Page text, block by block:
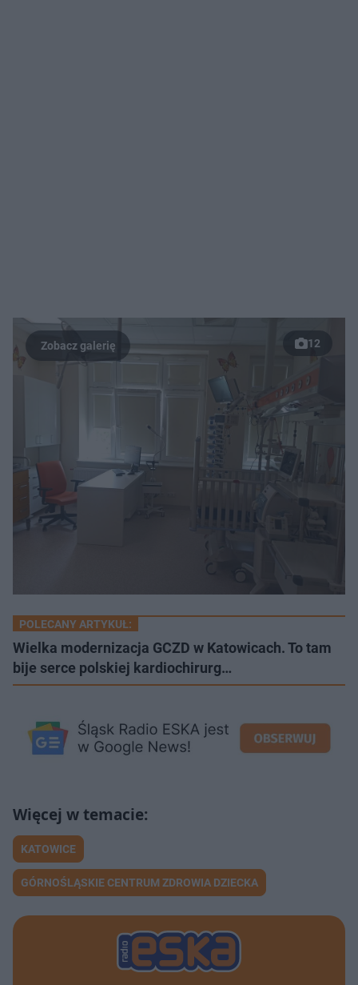
12
POLECANY ARTYKUŁ:
Wielka modernizacja GCZD w Katowicach. To tam
bije serce polskiej kardiochirurg…
KATOWICE
GÓRNOŚLĄSKIE CENTRUM ZDROWIA DZIECKA